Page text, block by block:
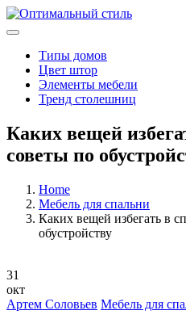
Типы домов
Цвет штор
Элементы мебели
Тренд столешниц
Каких вещей
советы по
Home
Мебель для спальни
Каких вещей избегать в
обустройству
31
окт
Артем Соловьев Мебель для